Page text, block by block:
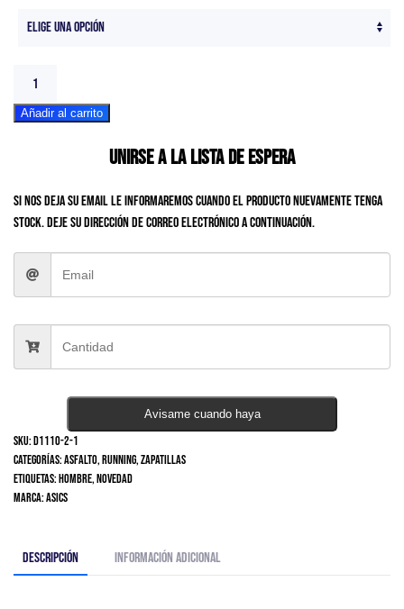
Asics
Pulse12
Añadir al carrito
Unirse a la lista de espera
Si nos deja su email le informaremos cuando el producto nuevamente tenga
stock. Deje su dirección de correo electrónico a continuación.
Avisame cuando haya
SKU:D1110-2-1
Categorías:Asfalto,Running,Zapatillas
Etiquetas:Hombre,Novedad
Marca:Asics
Descripción Información adicional